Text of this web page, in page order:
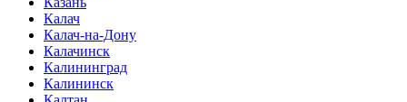
Калач
Калач-на-Дону
Калачинск
Калининград
Калининск